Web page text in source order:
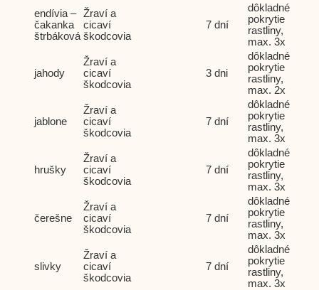
endívia –
čakanka
štrbáková
Žraví a
cicaví
škodcovia
7 dní
dôkladné
pokrytie
rastliny,
max. 3x
jahody
Žraví a
cicaví
škodcovia
3 dni
dôkladné
pokrytie
rastliny,
max. 2x
jablone
Žraví a
cicaví
škodcovia
7 dní
dôkladné
pokrytie
rastliny,
max. 3x
hrušky
Žraví a
cicaví
škodcovia
7 dní
dôkladné
pokrytie
rastliny,
max. 3x
čerešne
Žraví a
cicaví
škodcovia
7 dní
dôkladné
pokrytie
rastliny,
max. 3x
slivky
Žraví a
cicaví
škodcovia
7 dní
dôkladné
pokrytie
rastliny,
max. 3x